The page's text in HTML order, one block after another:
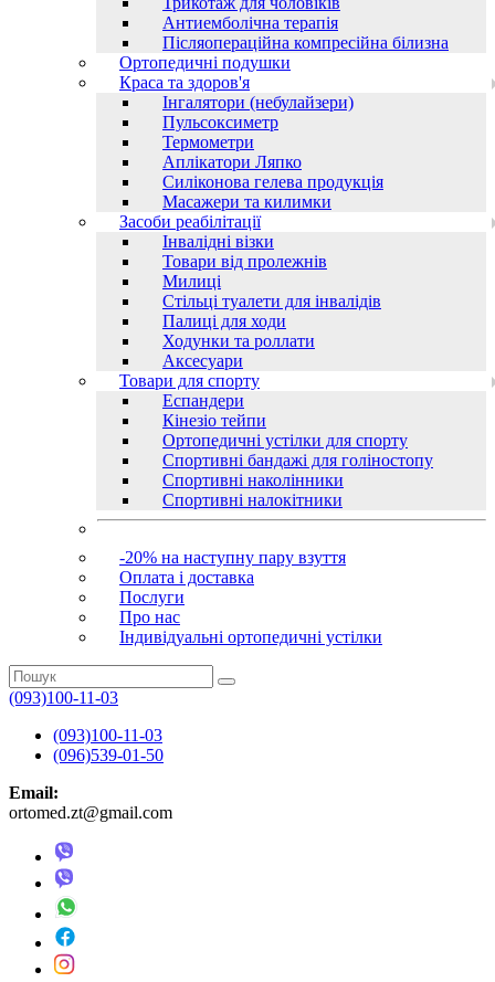
Антиемболічна терапія
Післяопераційна компресійна білизна
Ортопедичні подушки
Краса та здоров'я
Інгалятори (небулайзери)
Пульсоксиметр
Термометри
Аплікатори Ляпко
Силіконова гелева продукція
Масажери та килимки
Засоби реабілітації
Інвалідні візки
Товари від пролежнів
Милиці
Стільці туалети для інвалідів
Палиці для ходи
Ходунки та роллати
Аксесуари
Товари для спорту
Еспандери
Кінезіо тейпи
Ортопедичні устілки для спорту
Спортивні бандажі для голіностопу
Спортивні наколінники
Спортивні налокітники
-20% на наступну пару взуття
Оплата і доставка
Послуги
Про нас
Індивідуальні ортопедичні устілки
(093)100-11-03
(093)100-11-03
(096)539-01-50
Email:
ortomed.zt@gmail.com